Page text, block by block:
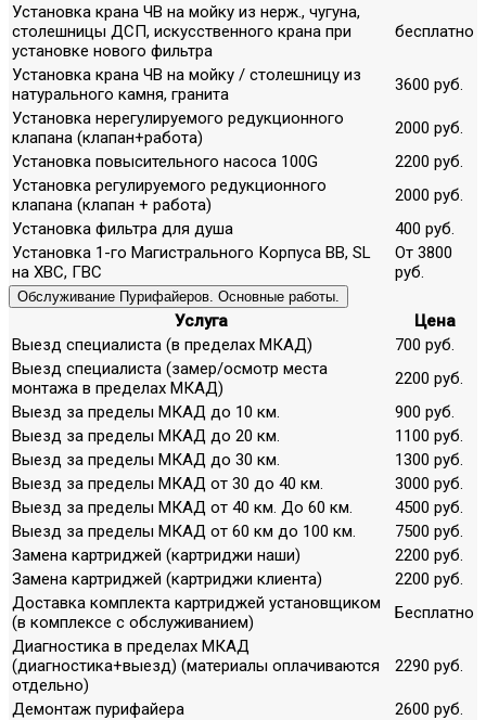
Установка крана ЧВ на мойку из нерж., чугуна,
столешницы ДСП, искусственного крана при
установке нового фильтра
бесплатно
Установка крана ЧВ на мойку / столешницу из
натурального камня, гранита
3600 руб.
Установка нерегулируемого редукционного
клапана (клапан+работа)
2000 руб.
Установка повысительного насоса 100G
2200 руб.
Установка регулируемого редукционного
клапана (клапан + работа)
2000 руб.
Установка фильтра для душа
400 руб.
Установка 1-го Магистрального Корпуса ВВ, SL
на ХВС, ГВС
От 3800
руб.
Обслуживание Пурифайеров. Основные работы.
Услуга
Цена
Выезд специалиста (в пределах МКАД)
700 руб.
Выезд специалиста (замер/осмотр места
монтажа в пределах МКАД)
2200 руб.
Выезд за пределы МКАД до 10 км.
900 руб.
Выезд за пределы МКАД до 20 км.
1100 руб.
Выезд за пределы МКАД до 30 км.
1300 руб.
Выезд за пределы МКАД от 30 до 40 км.
3000 руб.
Выезд за пределы МКАД от 40 км. До 60 км.
4500 руб.
Выезд за пределы МКАД от 60 км до 100 км.
7500 руб.
Замена картриджей (картриджи наши)
2200 руб.
Замена картриджей (картриджи клиента)
2200 руб.
Доставка комплекта картриджей установщиком
(в комплексе с обслуживанием)
Бесплатно
Диагностика в пределах МКАД
(диагностика+выезд) (материалы оплачиваются
отдельно)
2290 руб.
Демонтаж пурифайера
2600 руб.